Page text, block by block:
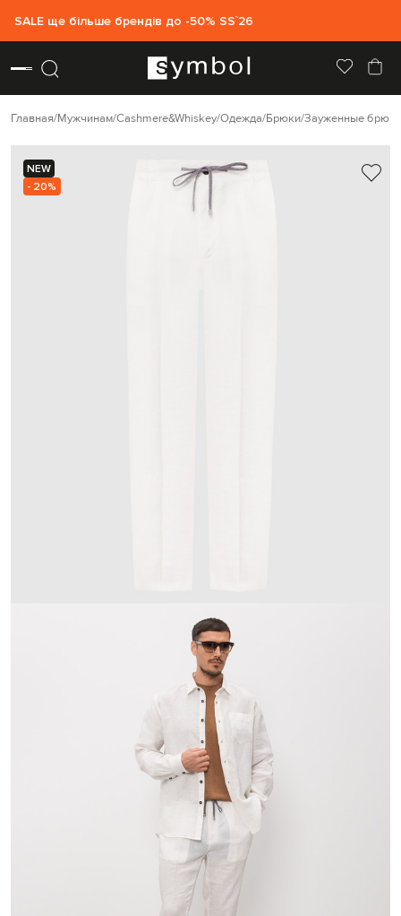
SALE ще більше брендів до -50% SS`26
Главная Мужчинам Cashmere&Whiskey Одежда Брюки Зауженные брюки
NEW
- 20%